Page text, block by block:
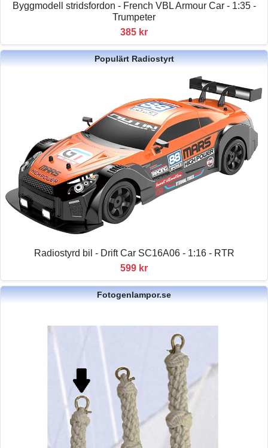
Byggmodell stridsfordon - French VBL Armour Car - 1:35 -
Trumpeter
385 kr
Populärt Radiostyrt
Radiostyrd bil - Drift Car SC16A06 - 1:16 - RTR
599 kr
Fotogenlampor.se